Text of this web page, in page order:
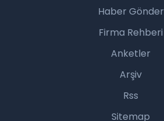
Haber Gönder
Firma Rehberi
Anketler
Arşiv
Rss
Sitemap